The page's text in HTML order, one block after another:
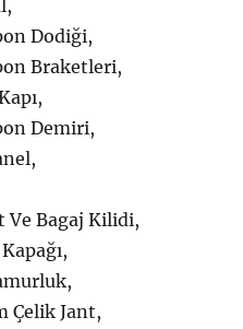
Dodiği,
Braketleri,
Demiri,
Ve Bagaj Kilidi,
Çelik Jant,